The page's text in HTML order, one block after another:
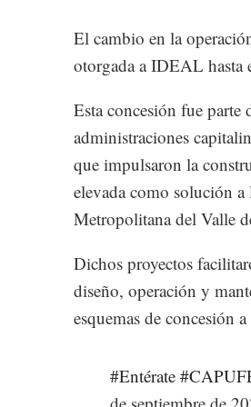
El cambio en la
otorgada a IDEAL hasta
Esta concesión fue parte
administraciones
que impulsaron la
elevada como solución
Metropolitana del Valle
Dichos proyectos
diseño, operación y
esquemas de concesión
#Entérate